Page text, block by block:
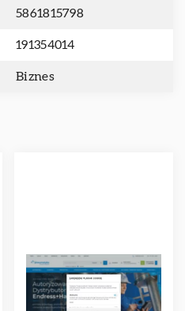
5861815798
191354014
Biznes